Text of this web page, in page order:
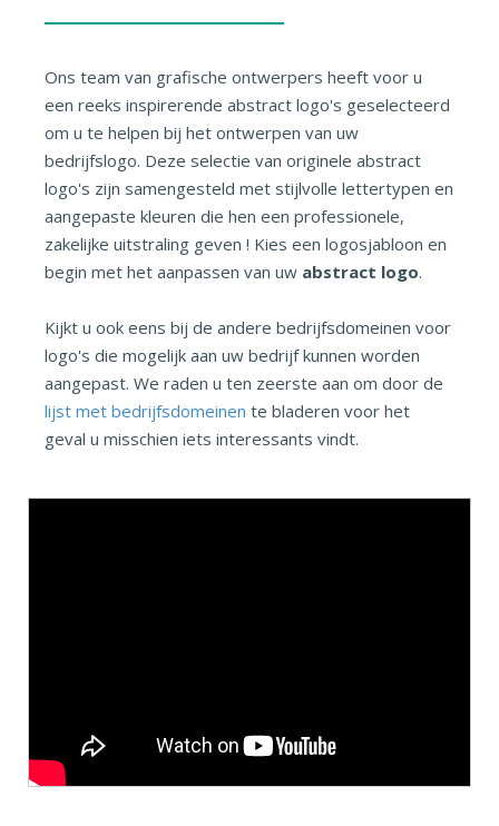
Ons team van grafische ontwerpers heeft voor u
een reeks inspirerende abstract logo's geselecteerd
om u te helpen bij het ontwerpen van uw
bedrijfslogo. Deze selectie van originele abstract
logo's zijn samengesteld met stijlvolle lettertypen en
aangepaste kleuren die hen een professionele,
zakelijke uitstraling geven ! Kies een logosjabloon en
begin met het aanpassen van uw abstract logo.
Kijkt u ook eens bij de andere bedrijfsdomeinen voor
logo's die mogelijk aan uw bedrijf kunnen worden
aangepast. We raden u ten zeerste aan om door de
lijst met bedrijfsdomeinen te bladeren voor het
geval u misschien iets interessants vindt.